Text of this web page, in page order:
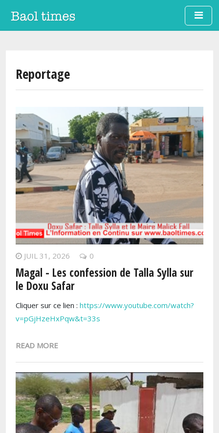
Aller au contenu principal
Reportage
JUIL 31, 2026 0
Magal - Les confession de Talla Sylla sur
le Doxu Safar
Cliquer sur ce lien : https://www.youtube.com/watch?
v=pGjHzeHxPqw&t=33s
READ MORE